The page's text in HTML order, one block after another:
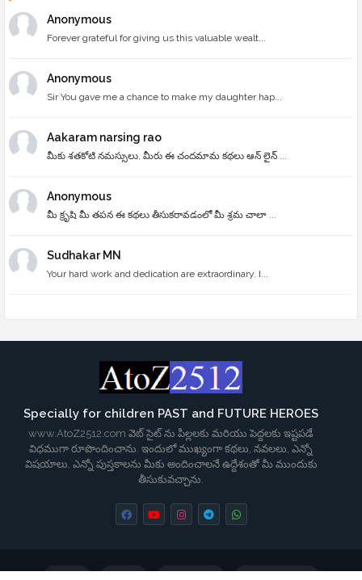
Anonymous
Forever grateful for giving us this valuable wealt...
Anonymous
Sir You gave me a chance to make my daughter hap...
Aakaram narsing rao
మీకు శతకోటి నమస్సులు, మీరు ఈ చందమామ కథలు ఆన్ లైన్ ...
Anonymous
మీ క్రృషి మీ తపన ఈ కథలు తీసుకరావడంలో మీ శ్రమ చాలా ...
Sudhakar MN
Your hard work and dedication are extraordinary. I...
Specially for children PAST and FUTURE HEROES
www.AtoZ2512.com వెబ్ సైట్ ను పిల్లలకు మరియు పెద్దలకు ఇష్టపడే
విధముగా రూపొందించాను. ఇందులో ముఖ్యంగా కథలు, నవలలు, ఎన్నో
విషయాలు, ఎన్నో పుస్తకాలను మీకు అందించాలనే ఉద్దేశంతో మీ ముందుకు
తీసుకువచ్చాను.